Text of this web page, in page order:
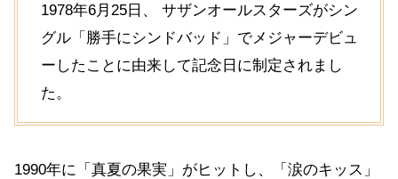
1978年6月25日、 サザンオールスターズがシン
グル「勝手にシンドバッド」でメジャーデビュ
ーしたことに由来して記念日に制定されまし
た。
1990年に「真夏の果実」がヒットし、「涙のキッス」